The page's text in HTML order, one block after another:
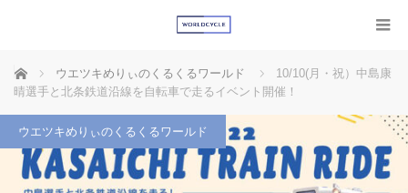
ホーム ウエツキめりぃのくるくるワールド
10/10(月・祝）中島康
晴選手と北条鉄道沿線を自転車で走るイベント開催！
ウエツキめりぃのくるくるワールド